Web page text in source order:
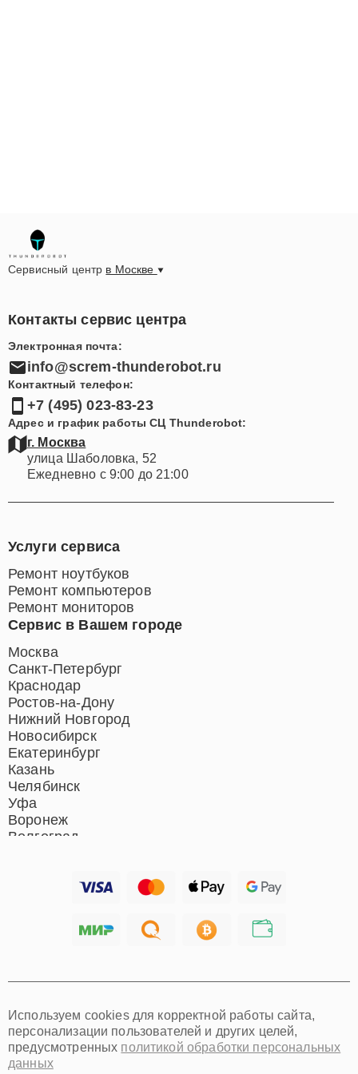
Сервисный центрв Москве
Контакты сервис центра
Электронная почта:
info@screm-thunderobot.ru
Контактный телефон:
+7 (495) 023-83-23
Адрес и график работы СЦ Thunderobot:
г. Москва
улица Шаболовка, 52
Ежедневно с 9:00 до 21:00
Сервис в Вашем городе
Москва
Санкт-Петербург
Краснодар
Ростов-на-Дону
Нижний Новгород
Новосибирск
Екатеринбург
Казань
Челябинск
Уфа
Воронеж
Волгоград
Хабаровск
Самара
Омск
Красноярск
Пермь
Услуги сервиса
Ремонт ноутбуков
Ремонт компьютеров
Ремонт мониторов
Используем cookies для корректной работы сайта,
персонализации пользователей и других целей,
предусмотренныхполитикой обработки персональных
данных